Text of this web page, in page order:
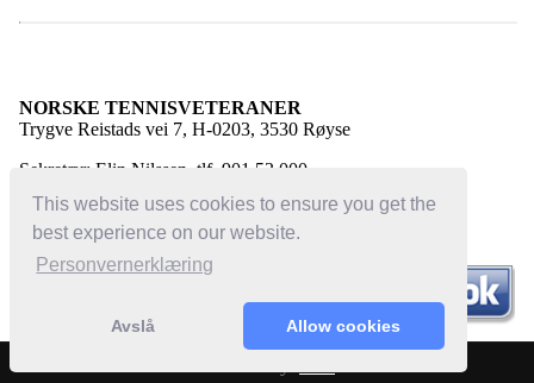
This website uses cookies to ensure you get the
best experience on our website.
Personvernerklæring
Avslå Allow cookies
NORSKE TENNISVETERANER
Trygve Reistads vei 7, H-0203, 3530 Røyse
Sekretær: Elin Nilssen, tlf. 901 53 000